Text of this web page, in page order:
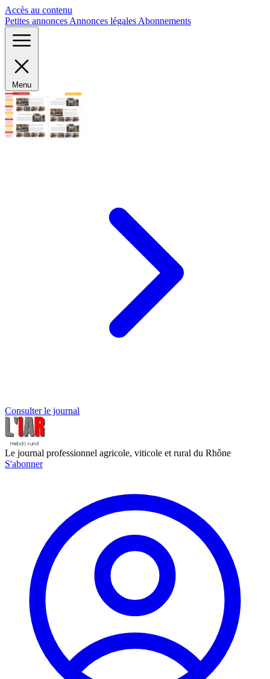
Accès au contenu
Petites annonces Annonces légales Abonnements
Menu
Consulter le journal
Le journal professionnel agricole, viticole et rural du Rhône
S'abonner
Panneau de gestion des cookies